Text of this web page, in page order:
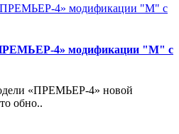
4» модификации "М" с
«ПРЕМЬЕР-4» новой
обно..